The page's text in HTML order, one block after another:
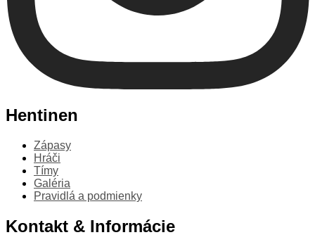
Hentinen
Zápasy
Hráči
Tímy
Galéria
Pravidlá a podmienky
Kontakt & Informácie